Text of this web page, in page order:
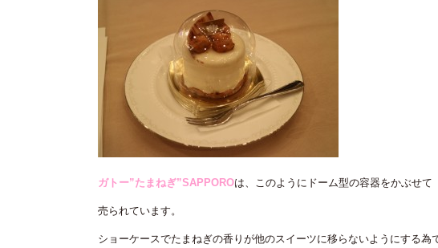
ガトー”たまねぎ”SAPPOROは、このようにドーム型の容器をかぶせて
売られています。
ショーケースでたまねぎの香りが他のスイーツに移らないようにする為